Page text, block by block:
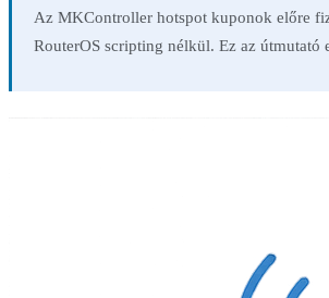
Az MKController hotspot kuponok előre
RouterOS scripting nélkül. Ez az útmutató